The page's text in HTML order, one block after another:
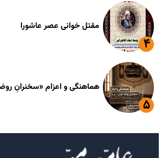
مقتل خوانی عصر عاشورا
هماهنگی و اعزام «سخنرانِ